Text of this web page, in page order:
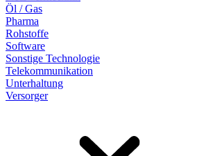
Öl / Gas
Pharma
Rohstoffe
Software
Sonstige Technologie
Telekommunikation
Unterhaltung
Versorger